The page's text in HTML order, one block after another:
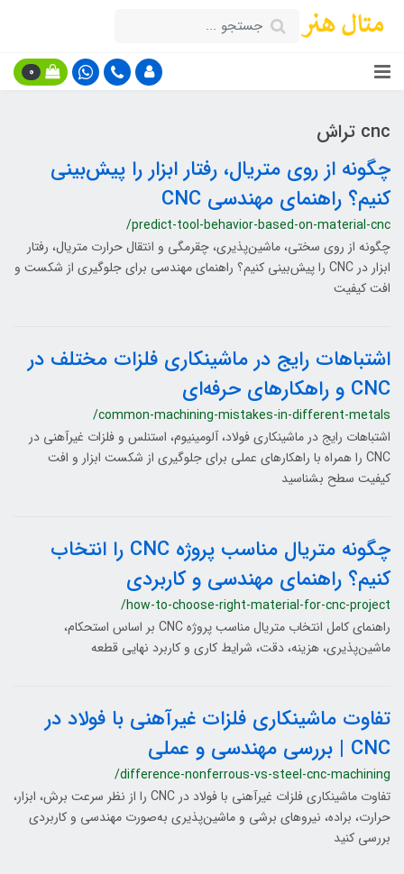
0
cnc تراش
چگونه از روی متریال، رفتار ابزار را پیش‌بینی
کنیم؟ راهنمای مهندسی CNC
/predict-tool-behavior-based-on-material-cnc
چگونه از روی سختی، ماشین‌پذیری، چقرمگی و انتقال حرارت متریال، رفتار
ابزار در CNC را پیش‌بینی کنیم؟ راهنمای مهندسی برای جلوگیری از شکست و
افت کیفیت
اشتباهات رایج در ماشینکاری فلزات مختلف در
CNC و راهکارهای حرفه‌ای
/common-machining-mistakes-in-different-metals
اشتباهات رایج در ماشینکاری فولاد، آلومینیوم، استنلس و فلزات غیرآهنی در
CNC را همراه با راهکارهای عملی برای جلوگیری از شکست ابزار و افت
کیفیت سطح بشناسید
چگونه متریال مناسب پروژه CNC را انتخاب
کنیم؟ راهنمای مهندسی و کاربردی
/how-to-choose-right-material-for-cnc-project
راهنمای کامل انتخاب متریال مناسب پروژه CNC بر اساس استحکام،
ماشین‌پذیری، هزینه، دقت، شرایط کاری و کاربرد نهایی قطعه
تفاوت ماشینکاری فلزات غیرآهنی با فولاد در
CNC | بررسی مهندسی و عملی
/difference-nonferrous-vs-steel-cnc-machining
تفاوت ماشینکاری فلزات غیرآهنی با فولاد در CNC را از نظر سرعت برش، ابزار،
حرارت، براده، نیروهای برشی و ماشین‌پذیری به‌صورت مهندسی و کاربردی
بررسی کنید